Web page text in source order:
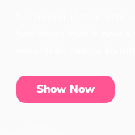
Show Now